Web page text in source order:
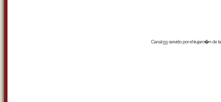
Canalrssservido por eltrujam�nde